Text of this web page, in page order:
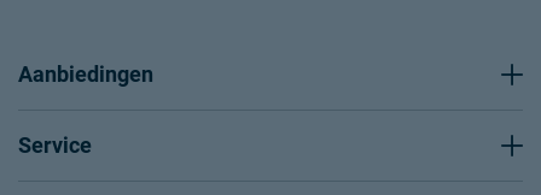
Aanbiedingen
Service